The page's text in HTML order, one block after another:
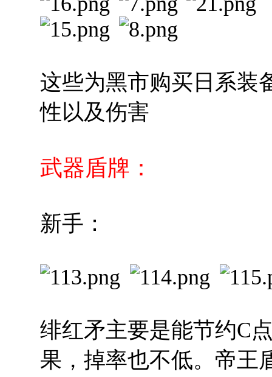
这些为黑市购买日系装
性以及伤害
武器盾牌：
新手：
绯红矛主要是能节约C
果，掉率也不低。帝王